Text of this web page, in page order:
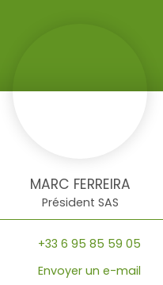
MARC FERREIRA
Président SAS
+33 6 95 85 59 05
Envoyer un e-mail